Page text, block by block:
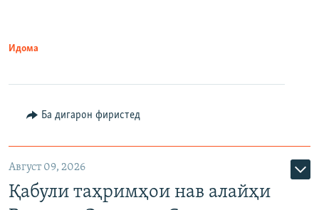
Идома
Ба дигарон фиристед
Август 09, 2026
Қабули таҳримҳои нав алайҳи